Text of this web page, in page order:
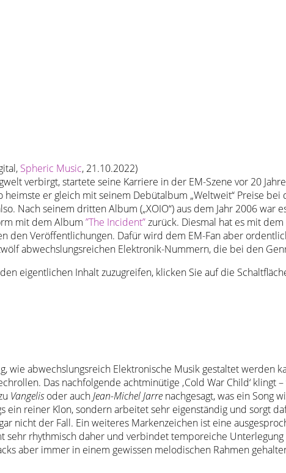
Spheric Music, 21.10.2022)
verbirgt, startete seine Karriere in der EM-Szene vor 20
er gleich mit seinem Debütalbum „Weltweit“ Preise bei
Nach seinem dritten Album („XOIO“) aus dem Jahr 2006 war
mit dem Album ”The Incident”zurück. Diesmal hat es mit
den Veröffentlichungen. Dafür wird dem EM-Fan aber
abwechslungsreichen Elektronik-Nummern, die bei den
eigentlichen Inhalt zuzugreifen, klicken Sie auf die
wie abwechslungsreich Elektronische Musik gestaltet
Das nachfolgende achtminütige ‚Cold War Child‘
Vangelisoder auchJean-Michel Jarre nachgesagt, was ein Song
ein reiner Klon, sondern arbeitet sehr eigenständig und sorgt
nicht der Fall. Ein weiteres Markenzeichen ist eine
sehr rhythmisch daher und verbindet temporeiche
aber immer in einem gewissen melodischen Rahmen